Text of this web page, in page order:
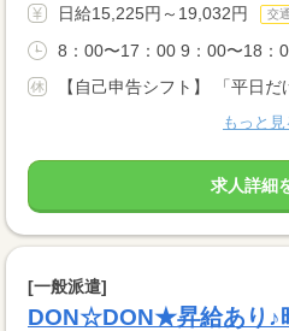
日給15,225円～19,032円 交
8：00〜17：00 9：00〜18：
【自己申告シフト】 「平日だ
もっと見
求人詳細
[一般派遣]
DON☆DON★昇給あり♪